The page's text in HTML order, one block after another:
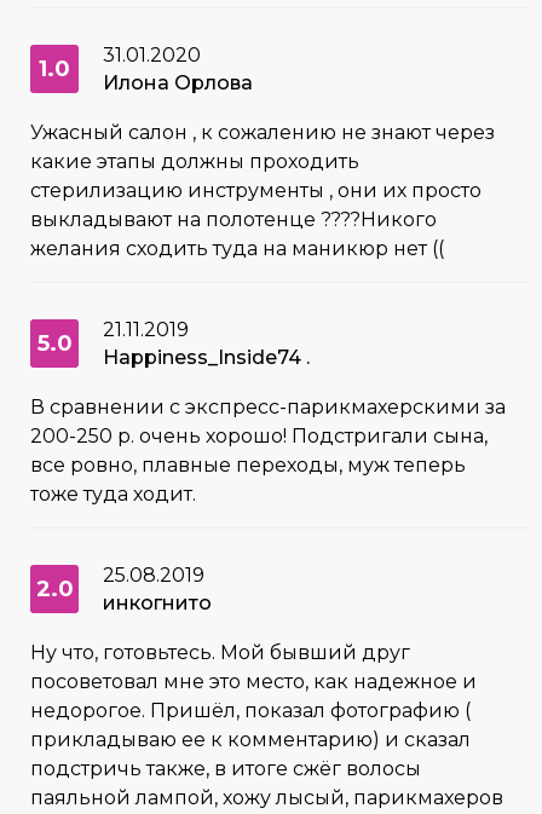
1.0
31.01.2020
Илона Орлова
Ужасный салон , к сожалению не знают через
какие этапы должны проходить
стерилизацию инструменты , они их просто
выкладывают на полотенце ????Никого
желания сходить туда на маникюр нет ((
5.0
21.11.2019
Happiness_Inside74 .
В сравнении с экспресс-парикмахерскими за
200-250 р. очень хорошо! Подстригали сына,
все ровно, плавные переходы, муж теперь
тоже туда ходит.
2.0
25.08.2019
инкогнито
Ну что, готовьтесь. Мой бывший друг
посоветовал мне это место, как надежное и
недорогое. Пришёл, показал фотографию (
прикладываю ее к комментарию) и сказал
подстричь также, в итоге сжёг волосы
паяльной лампой, хожу лысый, парикмахеров